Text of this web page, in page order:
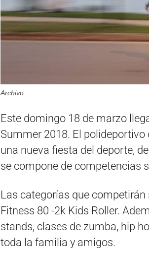
Archivo.
Este domingo 18 de marzo
Summer 2018. El polideportivo
una nueva fiesta del deporte,
se compone de competencias
Las categorías que
Fitness 80 -2k Kids Roller.
stands, clases de zumba, hip
toda la familia y amigos.